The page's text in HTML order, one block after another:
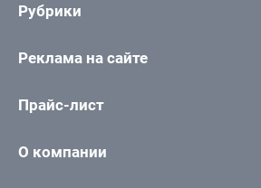
Рубрики
Реклама на сайте
Прайс-лист
О компании